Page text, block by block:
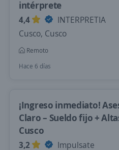
intérprete
4,4
INTERPRETIA
Cusco, Cusco
Remoto
Hace 6 días
¡Ingreso inmediato!
Claro – Sueldo fijo +
Cusco
3,2
Impulsate